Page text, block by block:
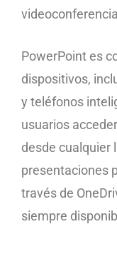
PowerPoint es
dispositivos,
y teléfonos
usuarios
desde cualquier
presentaciones
través de
siempre